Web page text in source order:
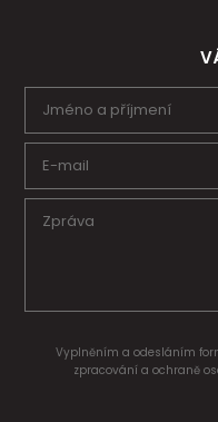
Vyplněním a odesláním
zpracování a ochraně